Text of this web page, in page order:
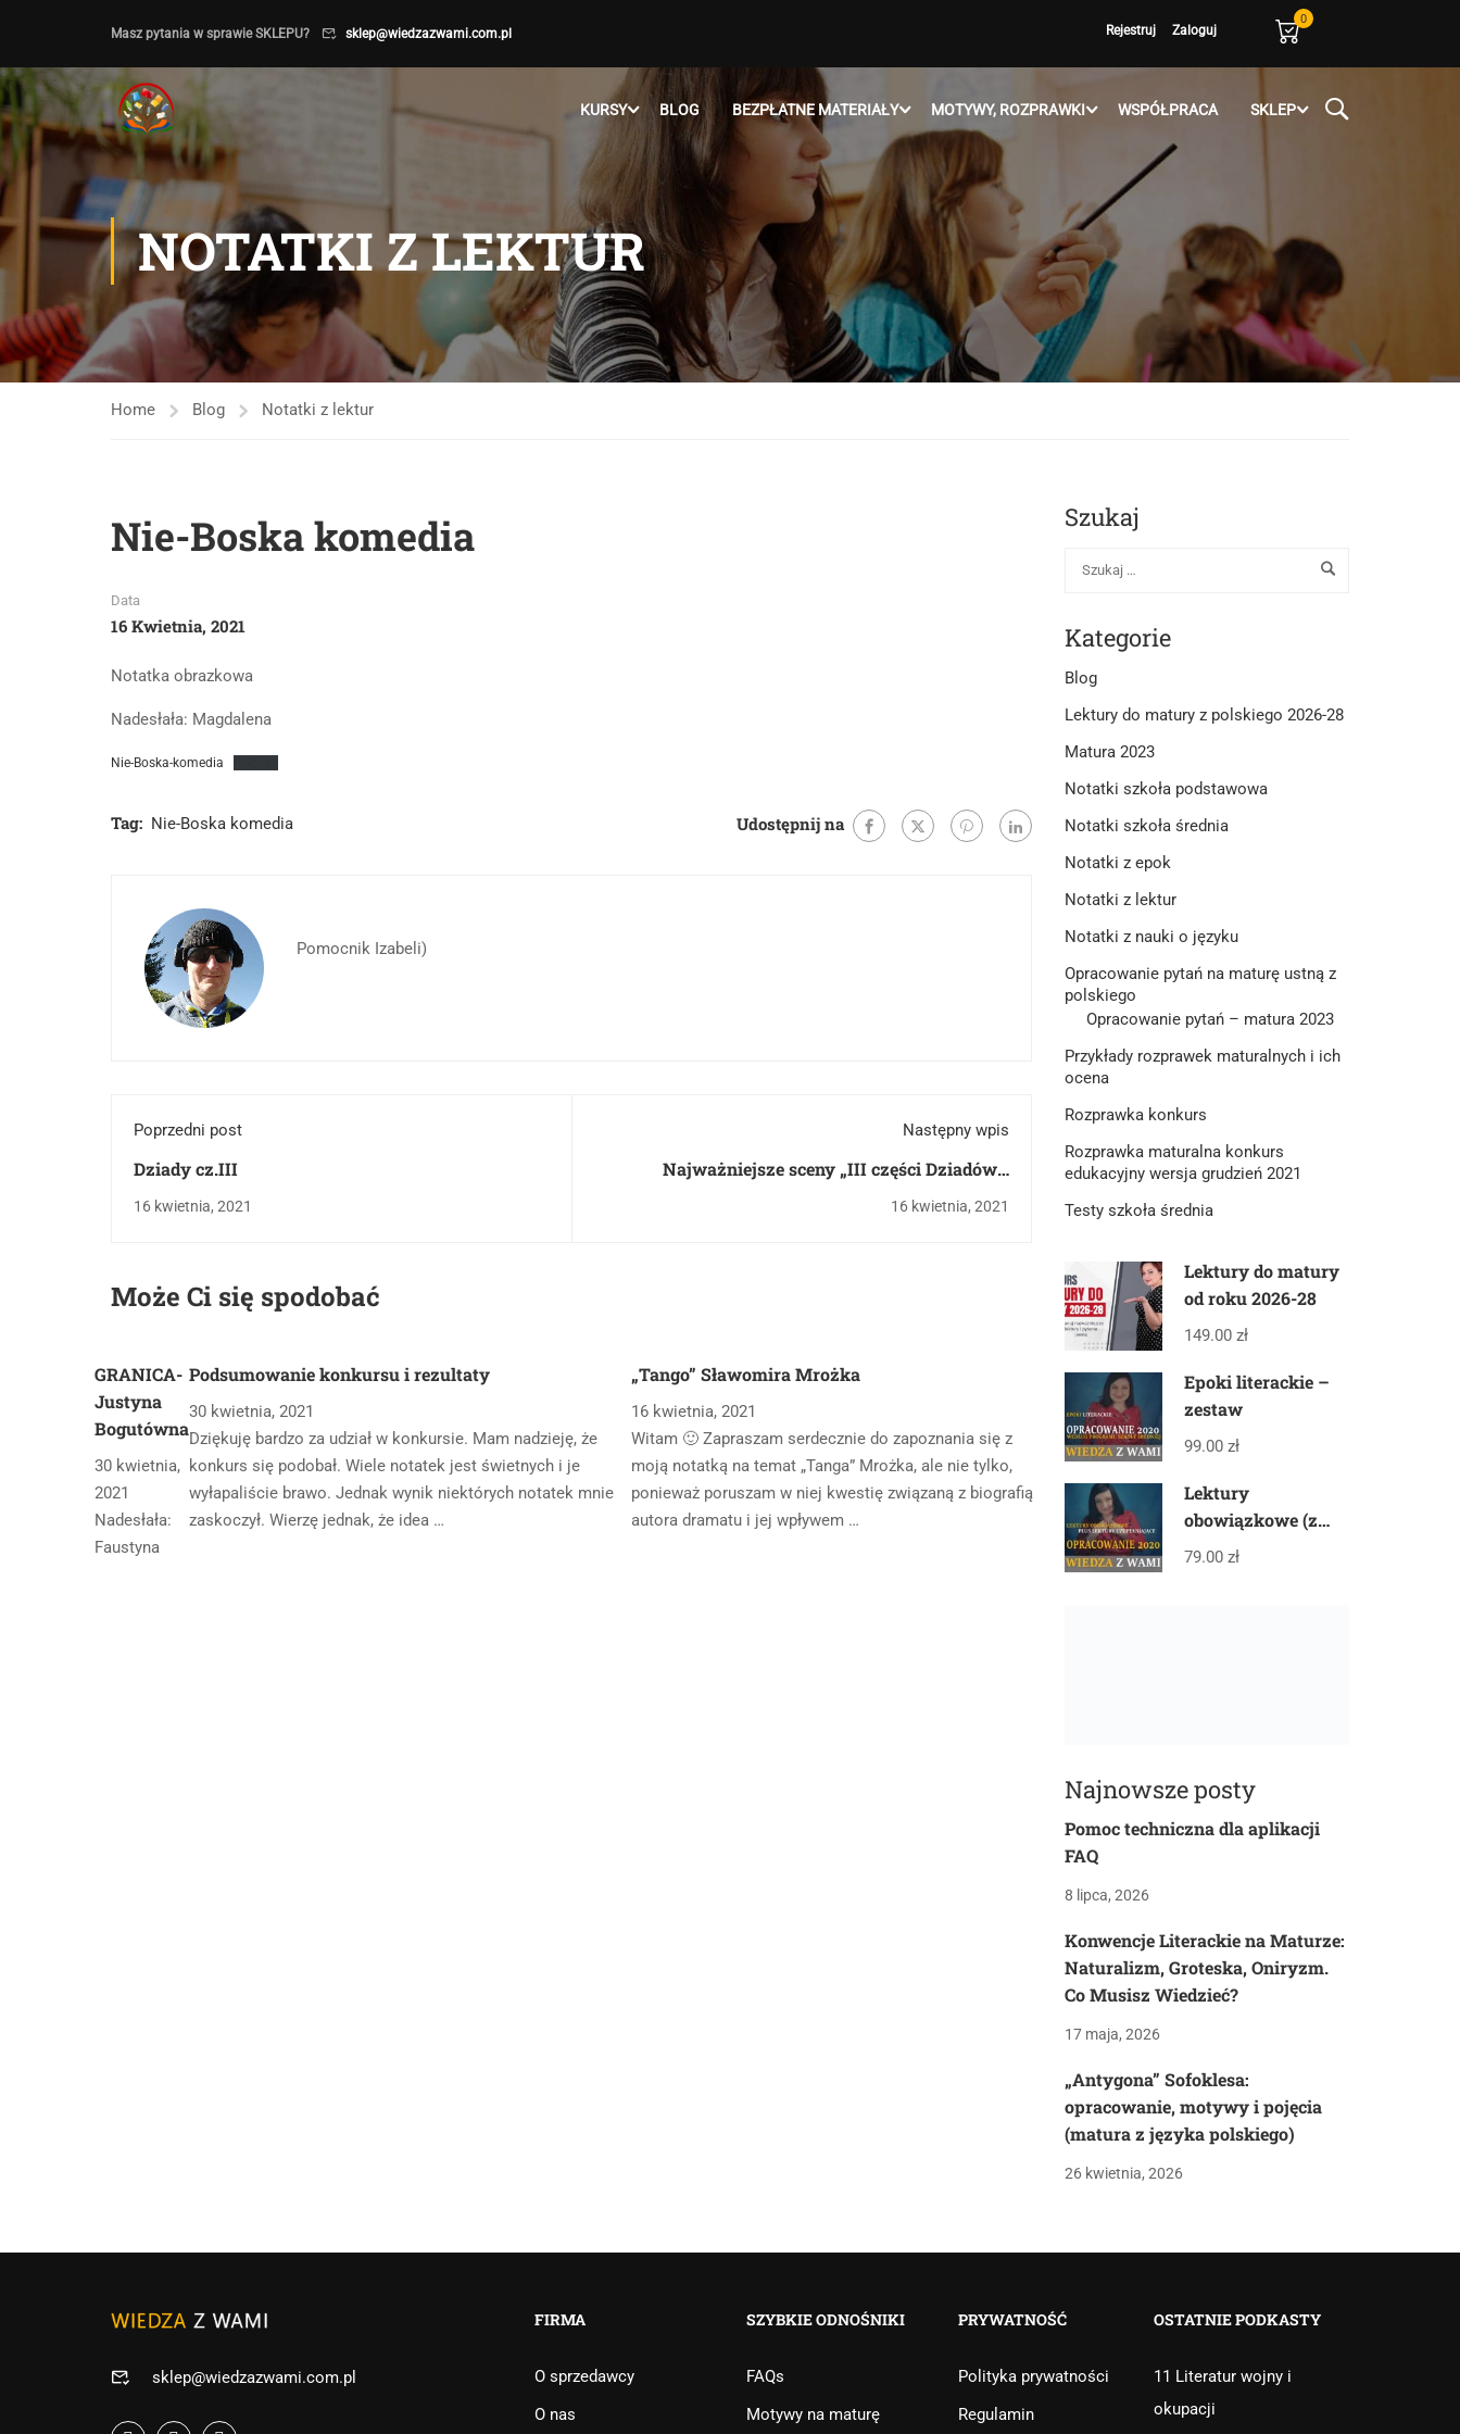
Masz pytania w sprawie SKLEPU? sklep@wiedzazwami.com.pl Rejestruj Zaloguj
0
KURSY BLOG BEZPŁATNE MATERIAŁY MOTYWY, ROZPRAWKI WSPÓŁPRACA SKLEP
NOTATKI Z LEKTUR
Home Blog Notatki z lektur
Nie-Boska komedia
Data
16 Kwietnia, 2021
Notatka obrazkowa
Nadesłała: Magdalena
Nie-Boska-komedia
Tag: Nie-Boska komedia Udostępnij na
Pomocnik Izabeli)
Poprzedni post
Dziady cz.III
16 kwietnia, 2021
Następny wpis
Najważniejsze sceny „III części Dziadów „
A.Mickiewicza
16 kwietnia, 2021
Może Ci się spodobać
GRANICA-
Justyna
Bogutówna
30 kwietnia,
2021
Nadesłała:
Faustyna
Podsumowanie konkursu i rezultaty
30 kwietnia, 2021
Dziękuję bardzo za udział w konkursie. Mam nadzieję, że
konkurs się podobał. Wiele notatek jest świetnych i je
wyłapaliście brawo. Jednak wynik niektórych notatek mnie
zaskoczył. Wierzę jednak, że idea …
„Tango” Sławomira Mrożka
16 kwietnia, 2021
Witam 🙂 Zapraszam serdecznie do zapoznania się z
moją notatką na temat „Tanga” Mrożka, ale nie tylko,
ponieważ poruszam w niej kwestię związaną z biografią
autora dramatu i jej wpływem …
Szukaj
Kategorie
Blog
Lektury do matury z polskiego 2026-28
Matura 2023
Notatki szkoła podstawowa
Notatki szkoła średnia
Notatki z epok
Notatki z lektur
Notatki z nauki o języku
Opracowanie pytań na maturę ustną z
polskiego
Opracowanie pytań – matura 2023
Przykłady rozprawek maturalnych i ich
ocena
Rozprawka konkurs
Rozprawka maturalna konkurs
edukacyjny wersja grudzień 2021
Testy szkoła średnia
Lektury do matury
od roku 2026-28
149.00 zł
Epoki literackie –
zestaw
99.00 zł
Lektury
obowiązkowe (z
gwiazdką) plus
79.00 zł
Najnowsze posty
Pomoc techniczna dla aplikacji
FAQ
8 lipca, 2026
Konwencje Literackie na Maturze:
Naturalizm, Groteska, Oniryzm.
Co Musisz Wiedzieć?
17 maja, 2026
„Antygona” Sofoklesa:
opracowanie, motywy i pojęcia
(matura z języka polskiego)
26 kwietnia, 2026
sklep@wiedzazwami.com.pl
FIRMA
O sprzedawcy
O nas
SZYBKIE ODNOŚNIKI
FAQs
Motywy na maturę
PRYWATNOŚĆ
Polityka prywatności
Regulamin
OSTATNIE PODKASTY
11 Literatur wojny i
okupacji